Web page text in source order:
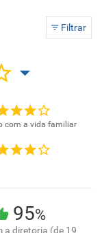
Filtrar
com a vida familiar
95%
a diretoria (de 19